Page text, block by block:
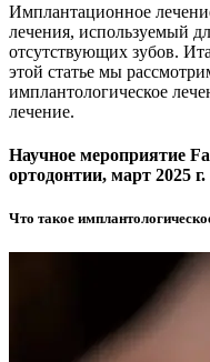
Имплантационное
лечения, используемый
отсутствующих зубов.
этой статье мы
имплантологическое
лечение.
Научное мероприятие
ортодонтии, март 2025 г.
Что такое